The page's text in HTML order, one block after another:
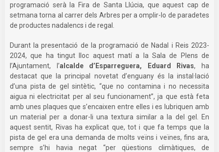
programació serà la Fira de Santa Llúcia, que aquest cap de
setmana torna al carrer dels Arbres per a omplir-lo de paradetes
de productes nadalencs i de regal.
Durant la presentació de la programació de Nadal i Reis 2023-
2024, que ha tingut lloc aquest matí a la Sala de Plens de
l’Ajuntament, l’alcalde d’Esparreguera, Eduard Rivas, ha
destacat que la principal novetat d’enguany és la instal·lació
d’una pista de gel sintètic, “que no contamina i no necessita
aigua ni electricitat per al seu funcionament”, ja que està feta
amb unes plaques que s’encaixen entre elles i es lubriquen amb
un material per a donar-li una textura similar a la del gel. En
aquest sentit, Rivas ha explicat que, tot i que fa temps que la
pista de gel era una demanda de molts veïns i veïnes, fins ara,
sempre s’hi havia negat “per qüestions climàtiques, de